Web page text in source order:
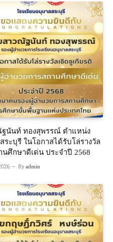
นันท์ ทองสุพรรณ์ ตำแหน่ง
ระบุรี ในโอกาสได้รับโล่รางวัล
นศึกษาดีเด่น ประจำปี 2568
By admin